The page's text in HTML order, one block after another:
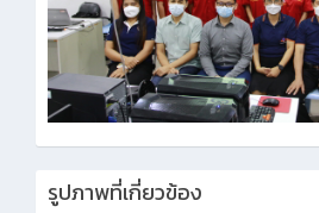
รูปภาพที่เกี่ยวข้อง